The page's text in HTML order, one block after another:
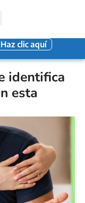
Haz clic aquí
identifica
esta